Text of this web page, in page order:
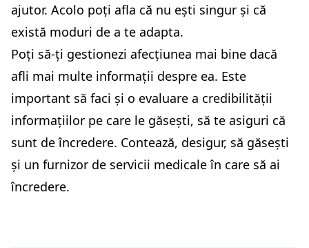
ajutor. Acolo poți afla că nu ești singur și că
există moduri de a te adapta.
Poți să-ți gestionezi afecțiunea mai bine dacă
afli mai multe informații despre ea. Este
important să faci și o evaluare a credibilității
informațiilor pe care le găsești, să te asiguri că
sunt de încredere. Contează, desigur, să găsești
și un furnizor de servicii medicale în care să ai
încredere.